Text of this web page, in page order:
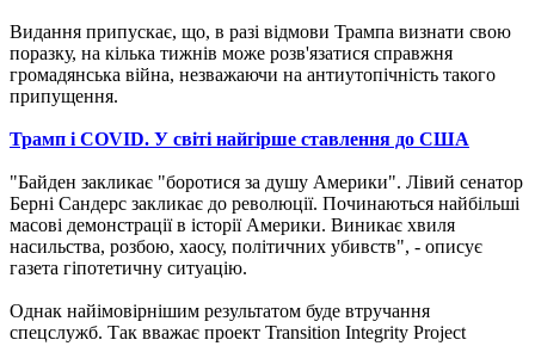
Видання припускає, що, в разі відмови Трампа визнати свою
поразку, на кілька тижнів може розв'язатися справжня
громадянська війна, незважаючи на антиутопічність такого
припущення.
Трамп і COVID. У світі найгірше ставлення до США
"Байден закликає "боротися за душу Америки". Лівий сенатор
Берні Сандерс закликає до революції. Починаються найбільші
масові демонстрації в історії Америки. Виникає хвиля
насильства, розбою, хаосу, політичних убивств", - описує
газета гіпотетичну ситуацію.
Однак найімовірнішим результатом буде втручання
спецслужб. Так вважає проект Transition Integrity Project